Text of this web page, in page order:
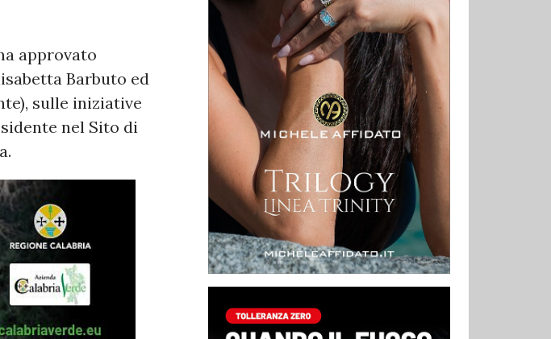
approvato
Barbuto ed
sulle iniziative
nel Sito di